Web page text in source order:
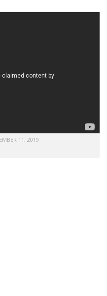
11, 2019